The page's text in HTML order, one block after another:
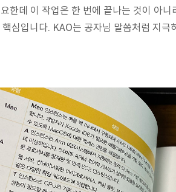
한데 이 작업은 한 번에 끝나는 것이 아
심입니다. KAO는 공자님 말씀처럼 지